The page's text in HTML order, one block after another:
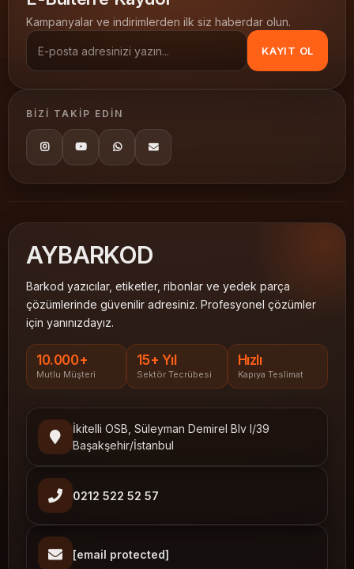
standart etiket olarak
63.5x38.1
Kampanyalar ve indirimlerden ilk siz haberdar olun.
KAYIT OL
BIZI TAKIP EDIN
AYBARKOD
Barkod yazıcılar, etiketler, ribonlar ve yedek parça
çözümlerinde güvenilir adresiniz. Profesyonel çözümler
için yanınızdayız.
10.000+
Mutlu Müşteri
15+ Yıl
Sektör Tecrübesi
Hızlı
Kapıya Teslimat
İkitelli OSB, Süleyman Demirel Blv I/39
Başakşehir/İstanbul
0212 522 52 57
[email protected]